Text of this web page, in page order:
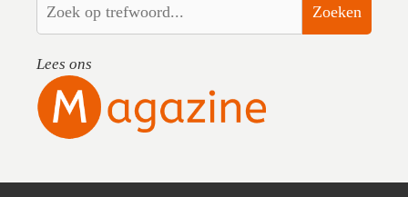
Zoeken
Lees ons